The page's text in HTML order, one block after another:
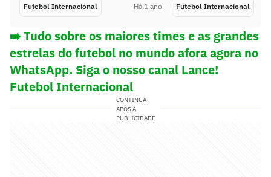
Futebol Internacional Há 1 ano Futebol Internacional
➡️ Tudo sobre os maiores times e as grandes
estrelas do futebol no mundo afora agora no
WhatsApp. Siga o nosso canal Lance!
Futebol Internacional
CONTINUA
APÓS A
PUBLICIDADE